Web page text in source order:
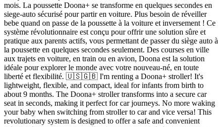
mois. La poussette Doona+ se transforme en quelques secondes en
siege-auto sécurisé pour partir en voiture. Plus besoin de réveiller
bebe quand on passe de la poussette à la voiture et inversement ! Ce
système révolutionnaire est conçu pour offrir une solution sûre et
pratique aux parents actifs, vous permettant de passer du siège auto à
la poussette en quelques secondes seulement. Des courses en ville
aux trajets en voiture, en train ou en avion, Doona est la solution
idéale pour explorer le monde avec votre nouveau-né, en toute
liberté et flexibilité. 🇺🇸🇬🇧 I'm renting a Doona+ stroller! It's
lightweight, flexible, and compact, ideal for infants from birth to
about 9 months. The Doona+ stroller transforms into a secure car
seat in seconds, making it perfect for car journeys. No more waking
your baby when switching from stroller to car and vice versa! This
revolutionary system is designed to offer a safe and convenient